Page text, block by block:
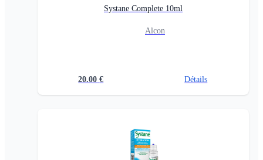
Systane Complete 10ml
Alcon
20.00 € Détails